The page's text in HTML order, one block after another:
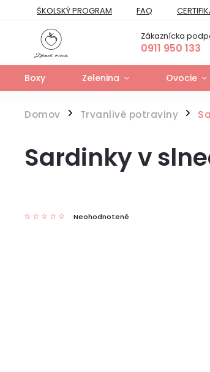
ŠKOLSKÝ PROGRAM FAQ
PREPRAVNÝ PORIADOK
FORMULÁR NA UPLATNENIE PRÁV ZO
Zákaznícka
0911 950 133
Boxy Zelenina Ovocie
Domov / Trvanlivé potraviny /
Sardinky v
Neohodnotené